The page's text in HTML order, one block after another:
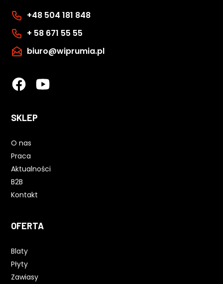
+48 504 181 848
+ 58 671 55 55
biuro@wiprumia.pl
SKLEP
O nas
Praca
Aktualności
B2B
Kontakt
OFERTA
Blaty
Płyty
Zawiasy